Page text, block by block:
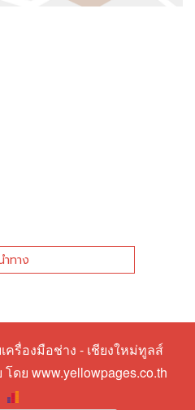
ำทาง
ครื่องมือช่าง - เชียงใหม่ทูลส์
โดย www.yellowpages.co.th